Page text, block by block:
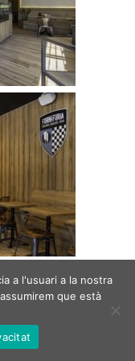
a l'usuari a la nostra
que està